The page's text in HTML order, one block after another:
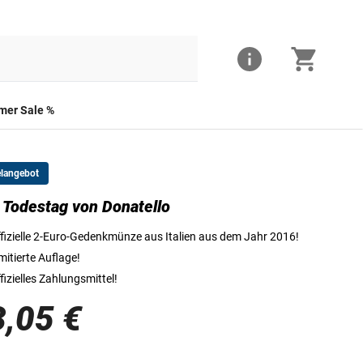
Sale %
Die Vorderseite der 2-Euro-Münze
von Donatello
2-Euro-Gedenkmünze aus Italien aus dem Jahr 2016!
Auflage!
Zahlungsmittel!
€